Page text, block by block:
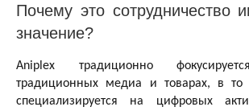
Почему это сотрудничество
значение?
Aniplex традиционно
традиционных медиа и товарах, в то
специализируется на цифровых